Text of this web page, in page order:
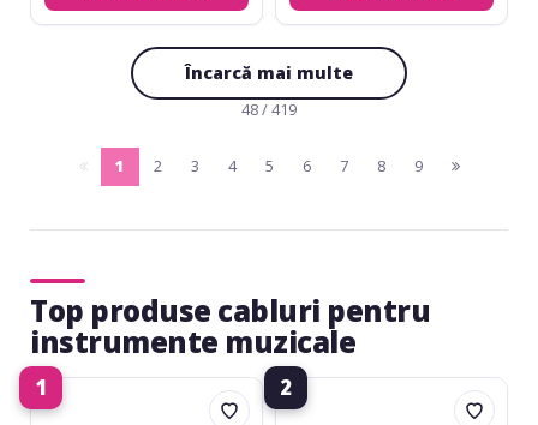
Încarcă mai multe
48 / 419
pagina
1
(current)
2 3 4 5 6 7 8 9
pagina
Top produse cabluri pentru
instrumente muzicale
1
Adam
Hall
2
Adam
Hall